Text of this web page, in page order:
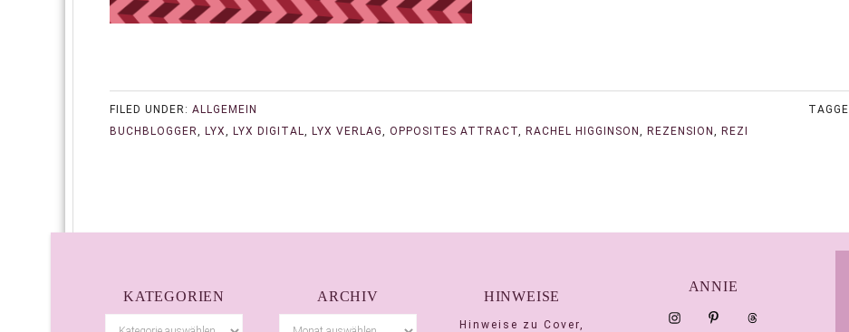
FILED UNDER: ALLGEMEIN
BUCHBLOGGER, LYX, LYX DIGITAL, LYX VERLAG, OPPOSITES ATTRACT, RACHEL HIGGINSON, REZENSION, REZI
KATEGORIEN ARCHIV HINWEISE
Hinweise zu Cover,
ANNIE